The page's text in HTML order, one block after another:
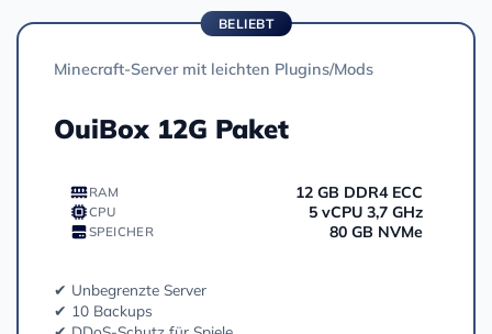
BELIEBT
Minecraft-Server mit leichten Plugins/Mods
OuiBox 12G Paket
RAM 12 GB DDR4 ECC
CPU 5 vCPU 3,7 GHz
SPEICHER 80 GB NVMe
✔ Unbegrenzte Server
✔ 10 Backups